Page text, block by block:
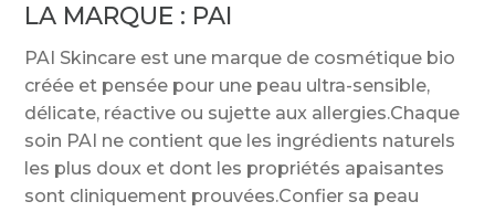
LA MARQUE : PAI
PAI Skincare est une marque de cosmétique bio
créée et pensée pour une peau ultra-sensible,
délicate, réactive ou sujette aux allergies.Chaque
soin PAI ne contient que les ingrédients naturels
les plus doux et dont les propriétés apaisantes
sont cliniquement prouvées.Confier sa peau